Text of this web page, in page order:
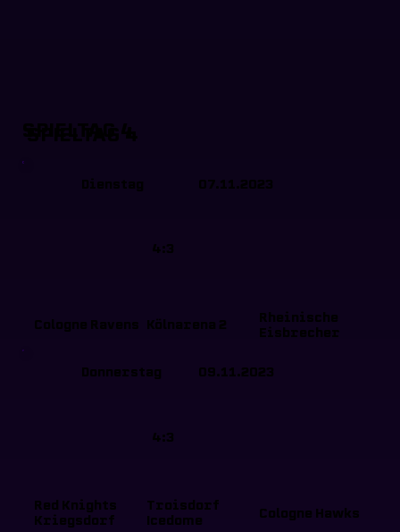
SPIELTAG 4
SPIELTAG 4
4:3
Dienstag 07.11.2023
Cologne Ravens Kölnarena 2
Rheinische
Eisbrecher
4:3
Donnerstag 09.11.2023
Red Knights
Kriegsdorf
Troisdorf
Icedome
Cologne Hawks